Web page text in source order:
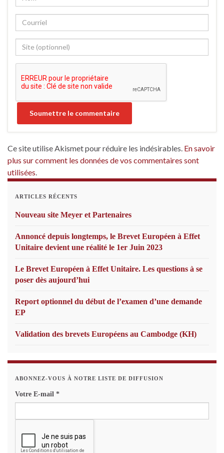
Ce site utilise Akismet pour réduire les indésirables. En savoir
plus sur comment les données de vos commentaires sont
utilisées
ARTICLES RÉCENTS
Nouveau site Meyer et Partenaires
Annoncé depuis longtemps, le Brevet Européen à Effet
Unitaire devient une réalité le 1er Juin 2023
Le Brevet Européen à Effet Unitaire. Les questions à se
poser dès aujourd’hui
Report optionnel du début de l’examen d’une demande
EP
Validation des brevets Européens au Cambodge (KH)
ABONNEZ-VOUS À NOTRE LISTE DE DIFFUSION
Votre E-mail *